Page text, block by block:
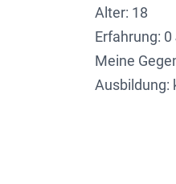
Alter: 18
Erfahrung:
Meine
Ausbildung: